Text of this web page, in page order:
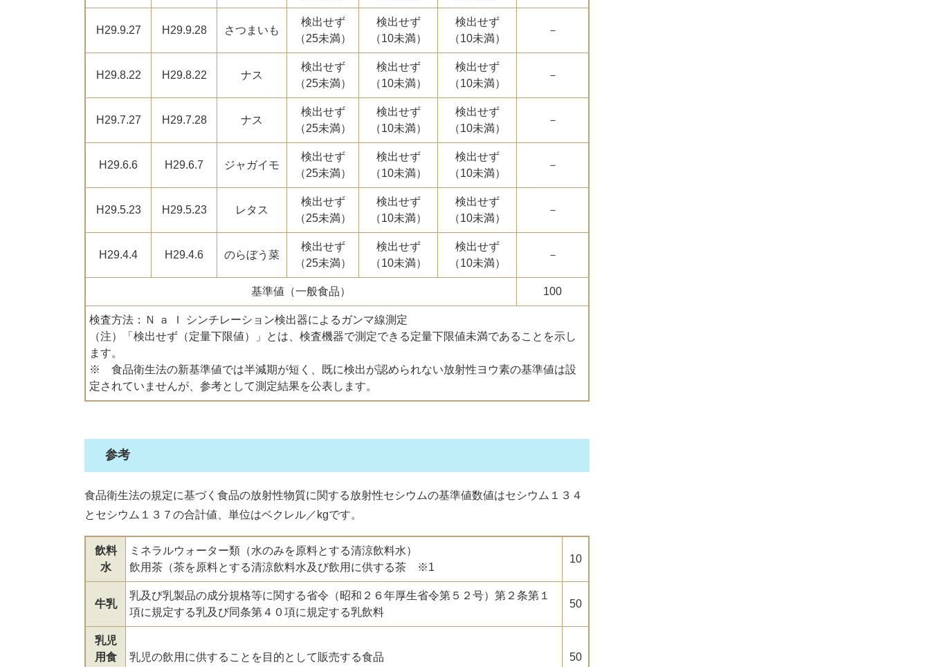
H29.9.27 H29.9.28 さつまいも
検出せず
（25未満）
検出せず
（10未満）
検出せず
（10未満）
－
H29.8.22 H29.8.22 ナス
検出せず
（25未満）
検出せず
（10未満）
検出せず
（10未満）
－
H29.7.27 H29.7.28 ナス
検出せず
（25未満）
検出せず
（10未満）
検出せず
（10未満）
－
H29.6.6 H29.6.7 ジャガイモ
検出せず
（25未満）
検出せず
（10未満）
検出せず
（10未満）
－
H29.5.23 H29.5.23 レタス
検出せず
（25未満）
検出せず
（10未満）
検出せず
（10未満）
－
H29.4.4 H29.4.6 のらぼう菜
検出せず
（25未満）
検出せず
（10未満）
検出せず
（10未満）
－
基準値（一般食品） 100
検査方法：Ｎ ａ Ｉ シンチレーション検出器によるガンマ線測定
（注）「検出せず（定量下限値）」とは、検査機器で測定できる定量下限値未満であることを示し
ます。
※ 食品衛生法の新基準値では半減期が短く、既に検出が認められない放射性ヨウ素の基準値は設
定されていませんが、参考として測定結果を公表します。
参考
食品衛生法の規定に基づく食品の放射性物質に関する放射性セシウムの基準値数値はセシウム１３４
とセシウム１３７の合計値、単位はベクレル／kgです。
飲料
水
ミネラルウォーター類（水のみを原料とする清涼飲料水）
飲用茶（茶を原料とする清涼飲料水及び飲用に供する茶 ※1
10
牛乳
乳及び乳製品の成分規格等に関する省令（昭和２６年厚生省令第５２号）第２条第１
項に規定する乳及び同条第４０項に規定する乳飲料
50
乳児
用食
乳児の飲用に供することを目的として販売する食品 50